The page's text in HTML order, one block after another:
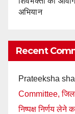
अभियान
Recent
Prateeksha
Committee,
निष्पक्ष निर्णय लेने